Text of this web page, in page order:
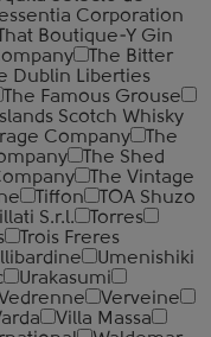
Corporation
That Boutique-Y Gin
The Bitter
Dublin Liberties
The Famous Grouse
Scotch Whisky
Company
The
The Shed
The Vintage
Tiffon
TOA Shuzo
S.r.l.
Torres
Trois Freres
Umenishiki
Urakasumi
Vedrenne
Verveine
Villa Massa